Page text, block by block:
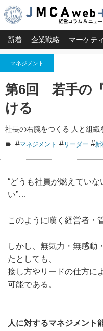
新着 企業戦略 マーケテ
マネジメント
第6回 若手の
ける
社長の右腕をつくる 人と組織
#マネジメント #リーダー #新
“どうも社員が燃えていな
い”…
このように嘆く経営者・
しかし、無気力・無感動
たとしても、
接し方やリードの仕方に
可能である。
人に対するマネジメント